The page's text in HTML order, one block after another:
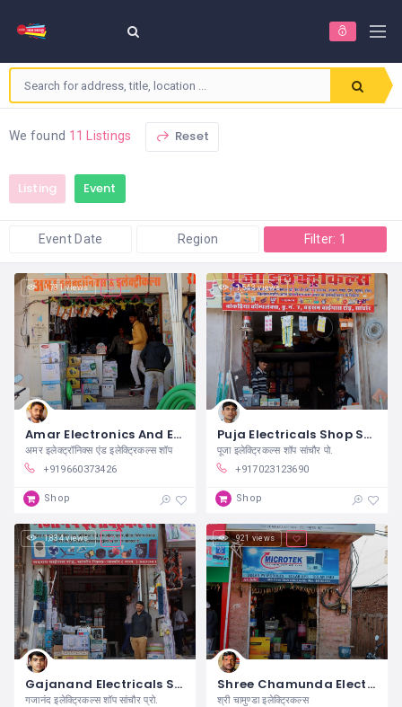
We found 11 Listings Reset
Listing Event
Event Date Region Filter: 1
1,781 views
Amar Electronics And Electricals Shop Sanchore
अमर इलेक्ट्रॉनिक्स एंड इलेक्ट्रिकल्स शॉप
+919660373426
Shop
1,543 views
Puja Electricals Shop Sanchore
पूजा इलेक्ट्रिकल्स शॉप सांचौर पो.
+917023123690
Shop
1,834 views
Gajanand Electricals Shop Sanchore
गजानंद इलेक्ट्रिकल्स शॉप सांचौर प्रो.
921 views
Shree Chamunda Electricals Sanchore
श्री चामुण्डा इलेक्ट्रिकल्स